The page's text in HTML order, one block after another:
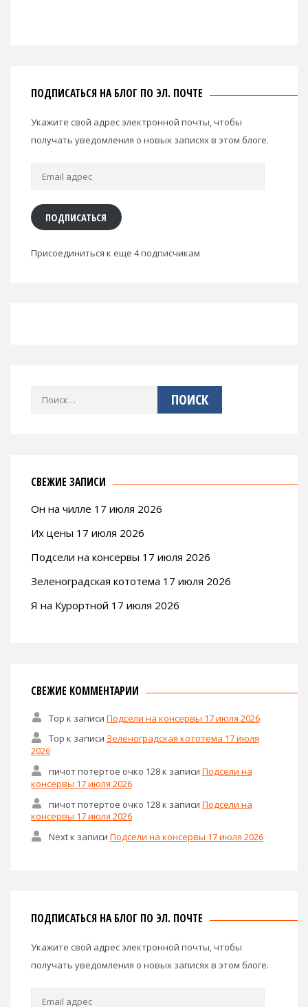
ПОДПИСАТЬСЯ НА БЛОГ ПО ЭЛ. ПОЧТЕ
Укажите свой адрес электронной почты, чтобы
получать уведомления о новых записях в этом блоге.
Email
ПОДПИСАТЬСЯ
Присоединиться к еще 4 подписчикам
Найти:
СВЕЖИЕ ЗАПИСИ
Он на чилле 17 июля 2026
Их цены 17 июля 2026
Подсели на консервы 17 июля 2026
Зеленоградская кототема 17 июля 2026
Я на Курортной 17 июля 2026
СВЕЖИЕ КОММЕНТАРИИ
Тор к записи Подсели на консервы 17 июля 2026
Тор к записи Зеленоградская кототема 17 июля
2026
пичот потертое очко 128к записи Подсели на
консервы 17 июля 2026
пичот потертое очко 128к записи Подсели на
консервы 17 июля 2026
Nextк записи Подсели на консервы 17 июля 2026
ПОДПИСАТЬСЯ НА БЛОГ ПО ЭЛ. ПОЧТЕ
Укажите свой адрес электронной почты, чтобы
получать уведомления о новых записях в этом блоге.
Email